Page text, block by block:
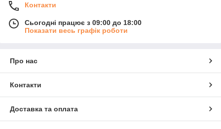
Контакти
Сьогодні працює з 09:00 до 18:00
Показати весь графік роботи
Про нас
Контакти
Доставка та оплата